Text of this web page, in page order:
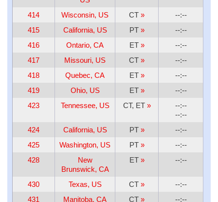
414 Wisconsin, US CT »
--:--
415
California, US PT »
--:--
416
Ontario, CA ET »
--:--
417
Missouri, US CT »
--:--
418
Quebec, CA ET »
--:--
419
Ohio, US ET »
--:--
423
Tennessee, US CT, ET »
--:--
--:--
424
California, US PT »
--:--
425
Washington, US PT »
--:--
428
New
Brunswick, CA
ET » --:--
430 Texas, US CT »
--:--
431
Manitoba, CA CT »
--:--